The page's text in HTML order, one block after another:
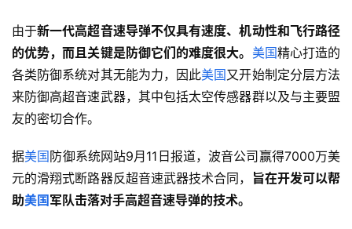
由于新一代高超音速导弹不仅具有速度、机动性和飞行路径
的优势，而且关键是防御它们的难度很大。 美国精心打造的
各类防御系统对其无能为力，因此美国又开始制定分层方法
来防御高超音速武器，其中包括太空传感器群以及与主要盟
友的密切合作。
据美国 防御系统网站9月11日报道，波音公司赢得7000万美
元的滑翔式断路器反超音速武器技术合同，
旨在开发可以帮
助美国 军队击落对手高超音速导弹的技术。